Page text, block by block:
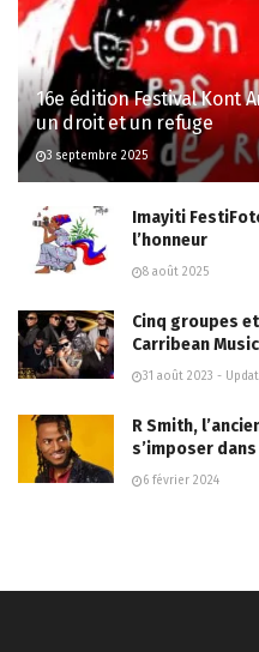
16e édition Festival Kont
un droit et un refuge
3 septembre 2025
Imayiti
l’honneur
8 août 2025
Cinq groupes
Carribean
31 août 2023 -
R Smith,
s’imposer
6 février 2024